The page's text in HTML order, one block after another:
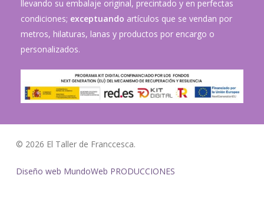
llevando su embalaje original, precintado y en perfectas
condiciones; exceptuando artículos que se vendan por
metros, hilaturas, lanas y productos por encargo o
personalizados.
© 2026 El Taller de Franccesca.
Diseño web MundoWeb PRODUCCIONES